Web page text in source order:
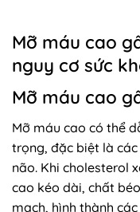
Mỡ máu cao
nguy cơ sức
Mỡ máu cao
Mỡ máu cao có thể
trọng, đặc biệt là
não. Khi cholesterol
cao kéo dài, chất
mạch, hình thành